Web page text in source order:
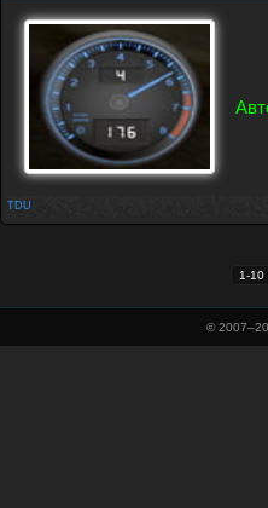
TDU
1-10
© 2007–